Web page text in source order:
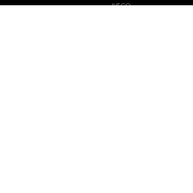
IVECO